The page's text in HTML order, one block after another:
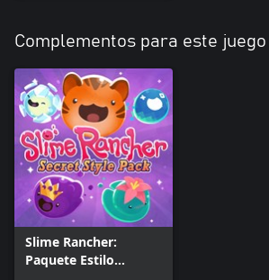
Complementos para este juego
Slime Rancher:
Paquete Estilo